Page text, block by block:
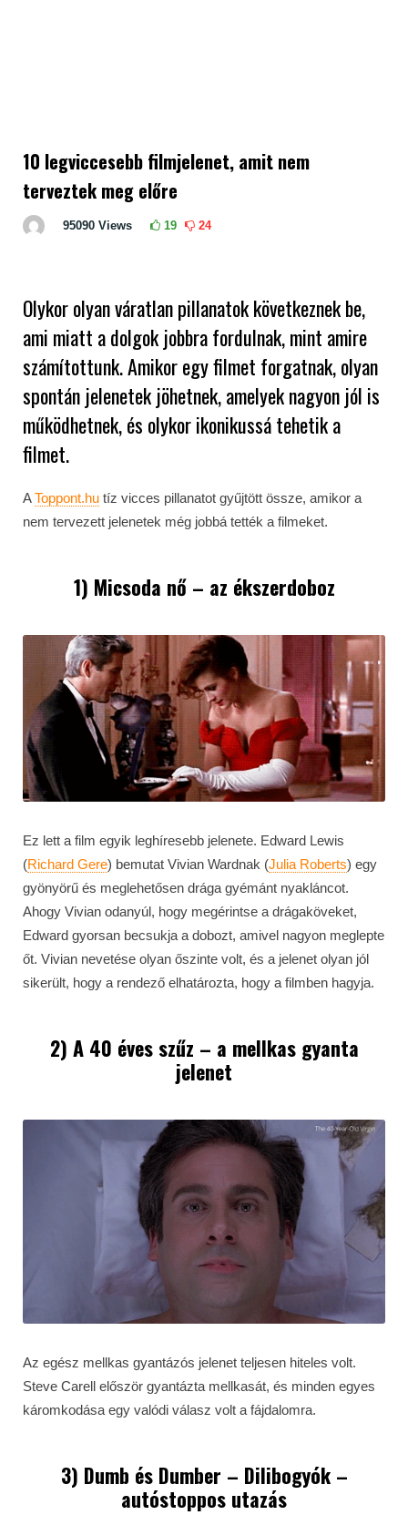
10 legviccesebb filmjelenet, amit nem
terveztek meg előre
95090 Views 19 24
Olykor olyan váratlan pillanatok következnek be,
ami miatt a dolgok jobbra fordulnak, mint amire
számítottunk. Amikor egy filmet forgatnak, olyan
spontán jelenetek jöhetnek, amelyek nagyon jól is
működhetnek, és olykor ikonikussá tehetik a
filmet.
AToppont.hu tíz vicces pillanatot gyűjtött össze, amikor a
nem tervezett jelenetek még jobbá tették a filmeket.
1) Micsoda nő – az ékszerdoboz
Ez lett a film egyik leghíresebb jelenete. Edward Lewis
(Richard Gere) bemutat Vivian Wardnak (Julia Roberts) egy
gyönyörű és meglehetősen drága gyémánt nyakláncot.
Ahogy Vivian odanyúl, hogy megérintse a drágaköveket,
Edward gyorsan becsukja a dobozt, amivel nagyon meglepte
őt. Vivian nevetése olyan őszinte volt, és a jelenet olyan jól
sikerült, hogy a rendező elhatározta, hogy a filmben hagyja.
2) A 40 éves szűz – a mellkas gyanta
jelenet
Az egész mellkas gyantázós jelenet teljesen hiteles volt.
Steve Carell először gyantázta mellkasát, és minden egyes
káromkodása egy valódi válasz volt a fájdalomra.
3) Dumb és Dumber – Dilibogyók –
autóstoppos utazás